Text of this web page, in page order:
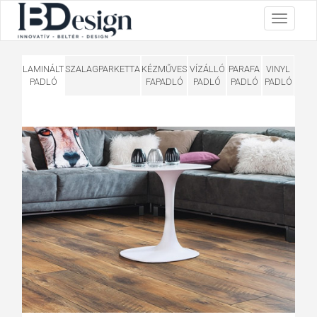
LAMINÁLT
PADLÓ
SZALAGPARKETTA KÉZMŰVES
FAPADLÓ
VÍZÁLLÓ
PADLÓ
PARAFA
PADLÓ
VINYL
PADLÓ